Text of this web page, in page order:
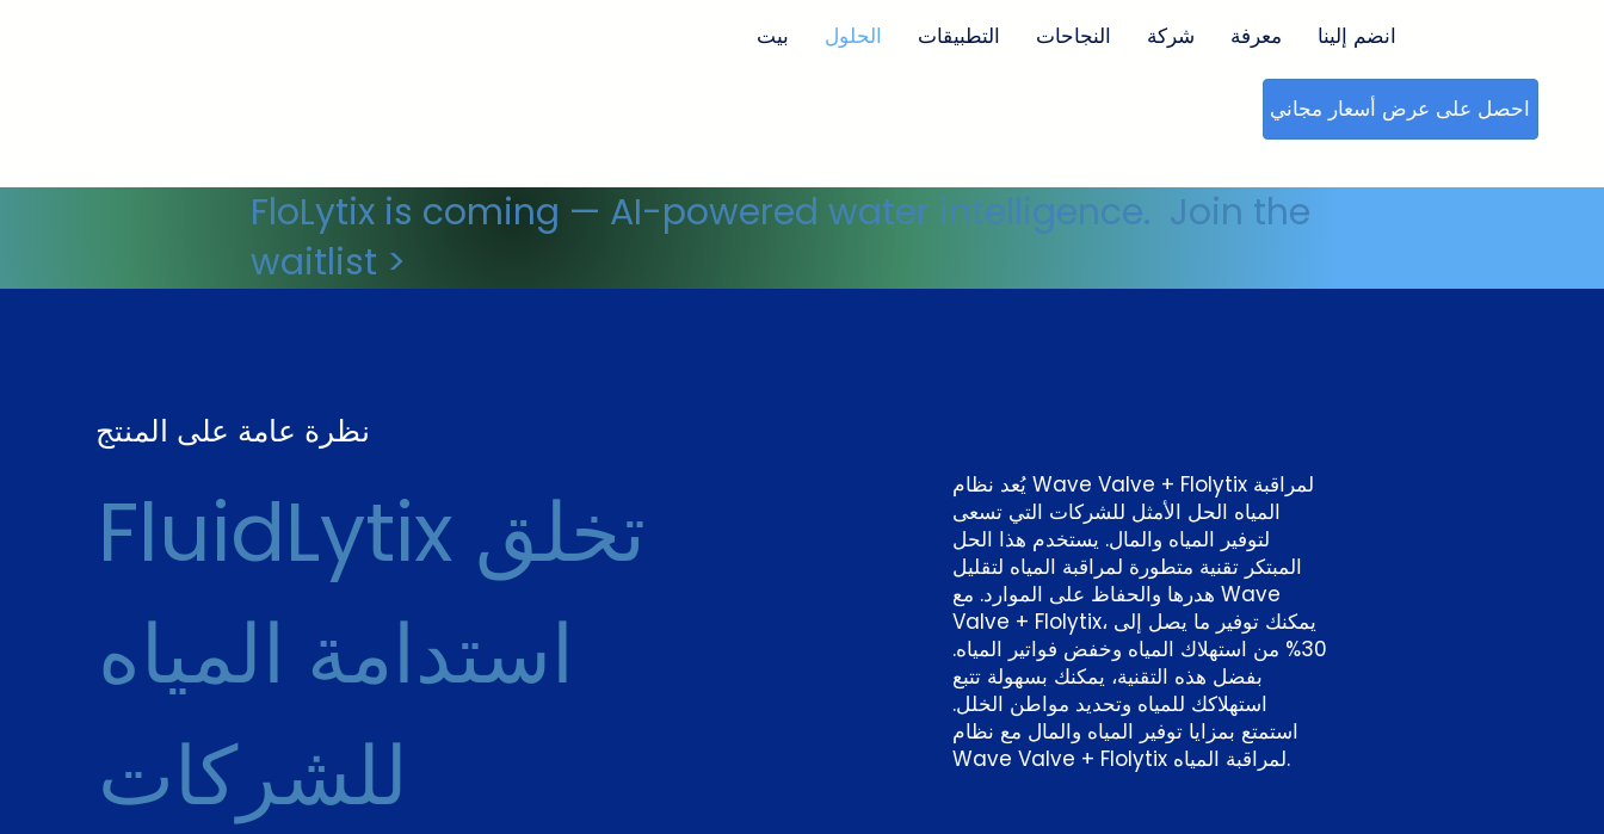
بيت الحلول التطبيقات النجاحات شركة معرفة انضم إلينا
احصل على عرض أسعار مجاني
نظرة عامة على المنتج
FluidLytix تخلق
استدامة المياه
للشركات
يُعد نظام Wave Valve + Flolytix لمراقبة
المياه الحل الأمثل للشركات التي تسعى
لتوفير المياه والمال. يستخدم هذا الحل
المبتكر تقنية متطورة لمراقبة المياه لتقليل
هدرها والحفاظ على الموارد. مع Wave
Valve + Flolytix، يمكنك توفير ما يصل إلى
30% من استهلاك المياه وخفض فواتير المياه.
بفضل هذه التقنية، يمكنك بسهولة تتبع
استهلاكك للمياه وتحديد مواطن الخلل.
استمتع بمزايا توفير المياه والمال مع نظام
Wave Valve + Flolytix لمراقبة المياه.
FloLytix is coming — AI-powered water intelligence. Join the
waitlist >